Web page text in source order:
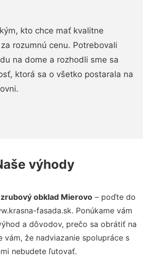
kto chce mať kvalitne
rozumnú cenu. Potrebovali
na dome a rozhodli sme sa
ktorá sa o všetko postarala na
výhody
obklad Mierovo– poďte do
fasada.sk. Ponúkame vám
a dôvodov, prečo sa obrátiť na
vám, že nadviazanie spolupráce s
nebudete ľutovať.